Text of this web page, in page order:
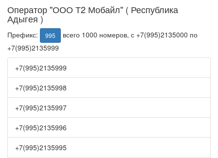
Оператор "ООО Т2 Мобайл" ( Республика
Адыгея )
Префикс: 995
всего 1000 номеров, с +7(995)2135000 по
+7(995)2135999
+7(995)2135999
+7(995)2135998
+7(995)2135997
+7(995)2135996
+7(995)2135995